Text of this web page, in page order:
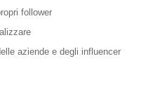
follower
aziende e degli influencer